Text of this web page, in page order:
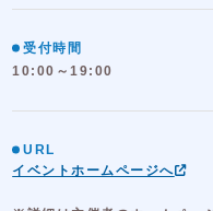
受付時間
10:00～19:00
URL
イベントホームページへ